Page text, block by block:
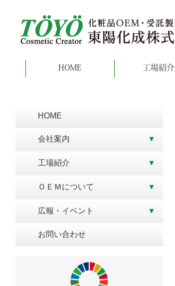
HOME 工場紹介
HOME
会社案内
工場紹介
ＯＥＭについて
広報・イベント
お問い合わせ